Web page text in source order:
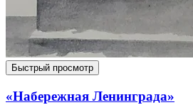
Быстрый просмотр
«Набережная Ленинграда»